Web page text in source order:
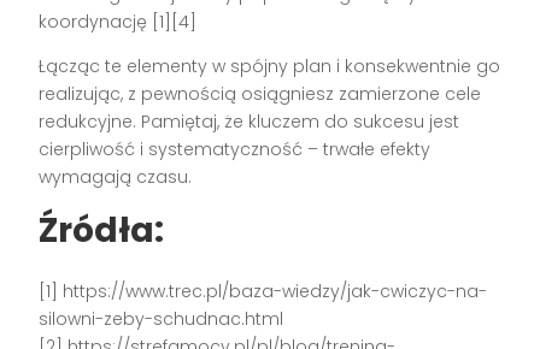
koordynację [1][4]
Łącząc te elementy w spójny plan i konsekwentnie go
realizując, z pewnością osiągniesz zamierzone cele
redukcyjne. Pamiętaj, że kluczem do sukcesu jest
cierpliwość i systematyczność – trwałe efekty
wymagają czasu.
Źródła:
[1] https://www.trec.pl/baza-wiedzy/jak-cwiczyc-na-
silowni-zeby-schudnac.html